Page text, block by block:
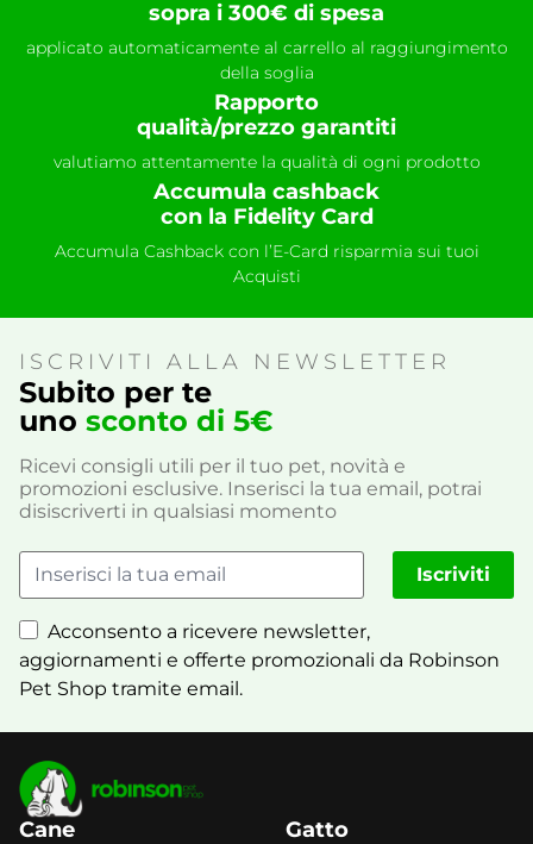
sopra i 300€ di spesa
applicato automaticamente al carrello al raggiungimento
della soglia
Rapporto
qualità/prezzo garantiti
valutiamo attentamente la qualità di ogni prodotto
Accumula cashback
con la Fidelity Card
Accumula Cashback con l’E-Card risparmia sui tuoi
Acquisti
ISCRIVITI ALLA NEWSLETTER
Subito per te
uno sconto di 5€
Ricevi consigli utili per il tuo pet, novità e
promozioni esclusive. Inserisci la tua email, potrai
disiscriverti in qualsiasi momento
Acconsento a ricevere newsletter,
aggiornamenti e offerte promozionali da Robinson
Pet Shop tramite email.
Iscriviti
Cane
Gatto